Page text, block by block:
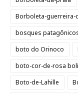
Borboleta-guerreira-
bosques
boto do Orinoco
boto-cor-de-rosa
Boto-de-Lahille